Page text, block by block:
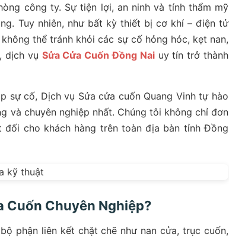
công ty. Sự tiện lợi, an ninh và tính thẩm mỹ
Tuy nhiên, như bất kỳ thiết bị cơ khí – điện tử
thể tránh khỏi các sự cố hỏng hóc, kẹt nan,
dịch vụ Sửa Cửa Cuốn Đồng Naiuy tín trở thành
sự cố, Dịch vụ Sửa cửa cuốn Quang Vinh tự hào
và chuyên nghiệp nhất. Chúng tôi không chỉ đơn
cho khách hàng trên toàn địa bàn tỉnh Đồng
Cuốn Chuyên Nghiệp?
phận liên kết chặt chẽ như nan cửa, trục cuốn,